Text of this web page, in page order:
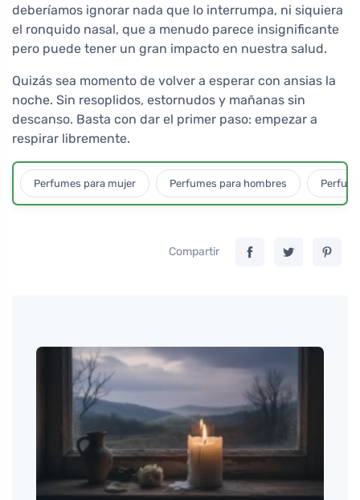
deberíamos ignorar nada que lo interrumpa, ni siquiera
el ronquido nasal, que a menudo parece insignificante
pero puede tener un gran impacto en nuestra salud.
Quizás sea momento de volver a esperar con ansias la
noche. Sin resoplidos, estornudos y mañanas sin
descanso. Basta con dar el primer paso: empezar a
respirar libremente.
Perfumes para mujer Perfumes para hombres
Compartir